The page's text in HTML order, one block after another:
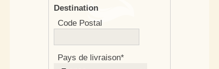
Destination
Code Postal
Pays de livraison*